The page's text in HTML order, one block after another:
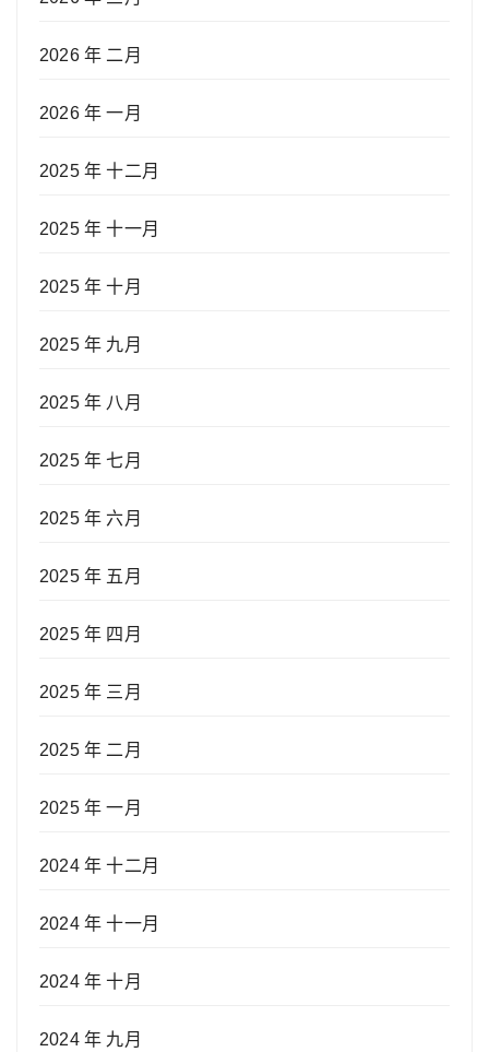
2026 年 二月
2026 年 一月
2025 年 十二月
2025 年 十一月
2025 年 十月
2025 年 九月
2025 年 八月
2025 年 七月
2025 年 六月
2025 年 五月
2025 年 四月
2025 年 三月
2025 年 二月
2025 年 一月
2024 年 十二月
2024 年 十一月
2024 年 十月
2024 年 九月